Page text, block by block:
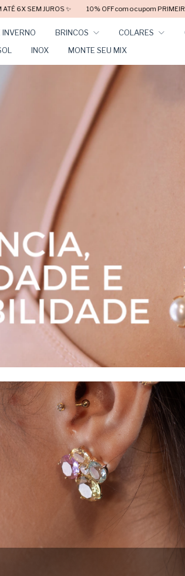
com o cupom PRIMEIRACOMPRA 🛍️ FRETE
INVERNO BRINCOS COLARES
INOX MONTE SEU MIX